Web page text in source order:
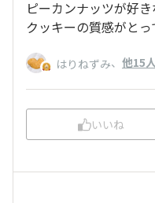
ピーカンナッツが好
クッキーの質感がと
はりねずみ、 他15人
いいね